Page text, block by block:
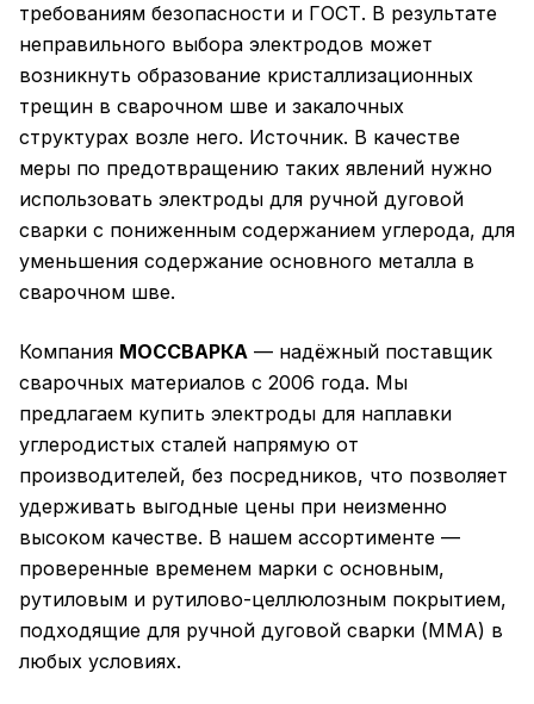
требованиям безопасности и ГОСТ. В результате
неправильного выбора электродов может
возникнуть образование кристаллизационных
трещин в сварочном шве и закалочных
структурах возле него. Источник. В качестве
меры по предотвращению таких явлений нужно
использовать электроды для ручной дуговой
сварки с пониженным содержанием углерода, для
уменьшения содержание основного металла в
сварочном шве.
Компания МОССВАРКА — надёжный поставщик
сварочных материалов с 2006 года. Мы
предлагаем купить электроды для наплавки
углеродистых сталей напрямую от
производителей, без посредников, что позволяет
удерживать выгодные цены при неизменно
высоком качестве. В нашем ассортименте —
проверенные временем марки с основным,
рутиловым и рутилово-целлюлозным покрытием,
подходящие для ручной дуговой сварки (ММА) в
любых условиях.